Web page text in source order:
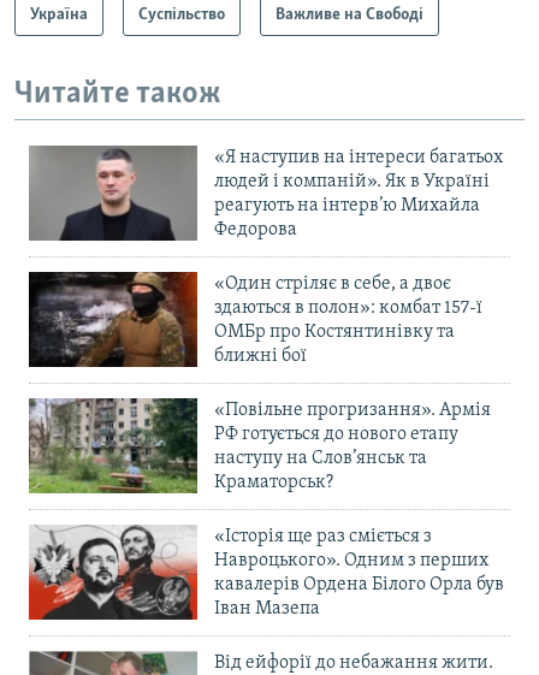
Україна Суспільство Важливе на Свободі
Читайте також
«Я наступив на інтереси багатьох
людей і компаній». Як в Україні
реагують на інтерв’ю Михайла
Федорова
«Один стріляє в себе, а двоє
здаються в полон»: комбат 157-ї
ОМБр про Костянтинівку та
ближні бої
«Повільне прогризання». Армія
РФ готується до нового етапу
наступу на Слов’янськ та
Краматорськ?
«Історія ще раз сміється з
Навроцького». Одним з перших
кавалерів Ордена Білого Орла був
Іван Мазепа
Від ейфорії до небажання жити.